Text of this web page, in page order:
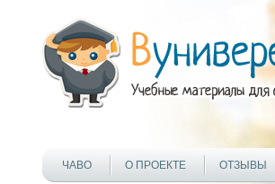
ЧАВО О ПРОЕКТЕ ОТЗЫВЫ